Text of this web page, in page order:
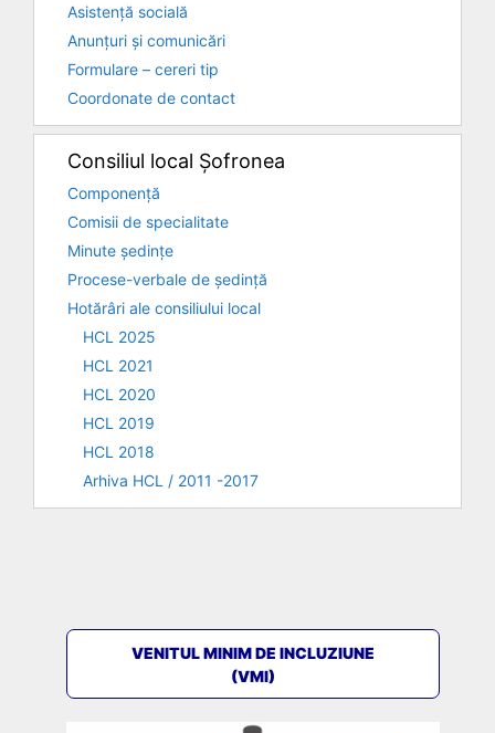
Asistență socială
Anunțuri și comunicări
Formulare – cereri tip
Coordonate de contact
Consiliul local Șofronea
Componență
Comisii de specialitate
Minute ședințe
Procese-verbale de ședință
Hotărâri ale consiliului local
HCL 2025
HCL 2021
HCL 2020
HCL 2019
HCL 2018
Arhiva HCL / 2011 -2017
VENITUL MINIM DE INCLUZIUNE
(VMI)